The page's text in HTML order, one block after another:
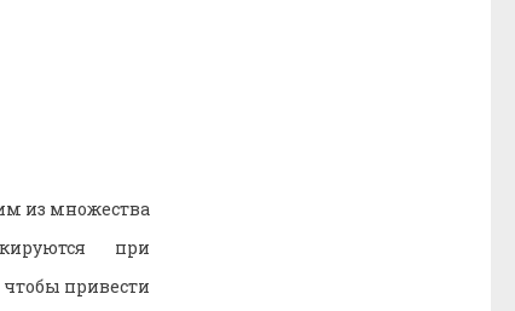
из множества
при
чтобы привести